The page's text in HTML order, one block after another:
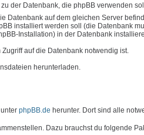
der Datenbank, die phpBB verwenden
Datenbank auf dem gleichen Server
installiert werden soll (die Datenbank
Installation) in der Datenbank
auf die Datenbank notwendig ist.
herunterladen.
phpBB.de herunter. Dort sind alle
Dazu brauchst du folgende